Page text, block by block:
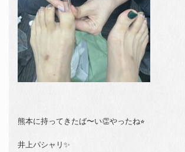
熊本に持ってきたば〜い👏やったね⭐︎
井上パシャリ✨